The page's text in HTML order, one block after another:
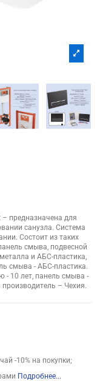
– предназначена для
санузла. Система
Состоит из таких
смыва, подвесной
и АБС-пластика,
смыва - АБС-пластика.
- 10 лет, панель смыва -
производитель – Чехия.
-10% на покупки;
Подробнее...